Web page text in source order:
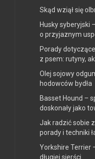
Skąd wziął się
Husky syberyjski
o przyjaznym
Porady
z psem: rutyny,
Olej sojowy
hodowców bydła
Basset Hound –
doskonały jako
Jak radzić sobie
porady i techniki
Yorkshire Terrier
długiej sierści